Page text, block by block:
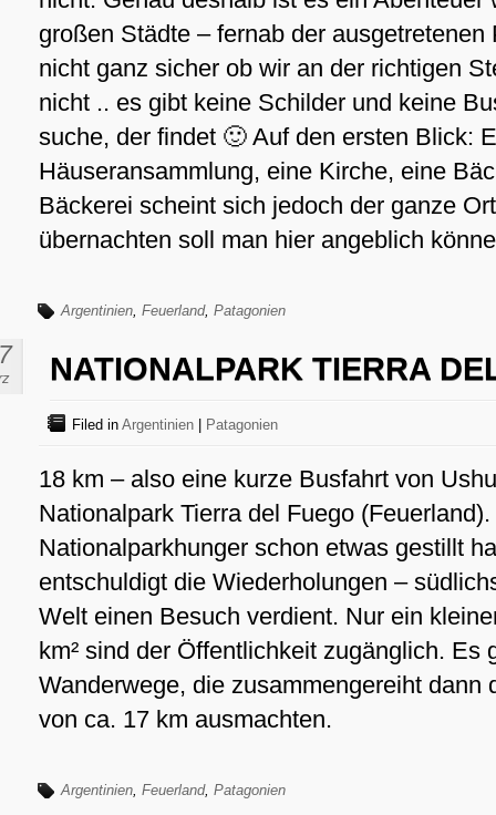
großen Städte – fernab der
nicht ganz sicher ob wir an der richtigen
nicht .. es gibt keine Schilder und keine
suche, der findet 🙂 Auf den ersten Blick:
Häuseransammlung, eine Kirche, eine
Bäckerei scheint sich jedoch der ganze
übernachten soll man hier angeblich
Argentinien, Feuerland, Patagonien
NATIONALPARK TIERRA
Filed in Argentinien Patagonien
18 km – also eine kurze Busfahrt von
Nationalpark Tierra del Fuego
Nationalparkhunger schon etwas gestillt
entschuldigt die Wiederholungen –
Welt einen Besuch verdient. Nur ein
km² sind der Öffentlichkeit zugänglich. Es
Wanderwege, die zusammengereiht dann
von ca. 17 km ausmachten.
Argentinien, Feuerland, Patagonien